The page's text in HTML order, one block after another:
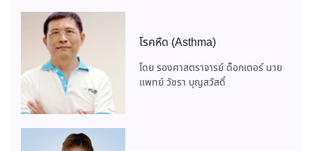
โรคหืด (Asthma)
โดย รองศาสตราจารย์ ด็อกเตอร์ นาย
แพทย์ วัชรา บุญสวัสดิ์